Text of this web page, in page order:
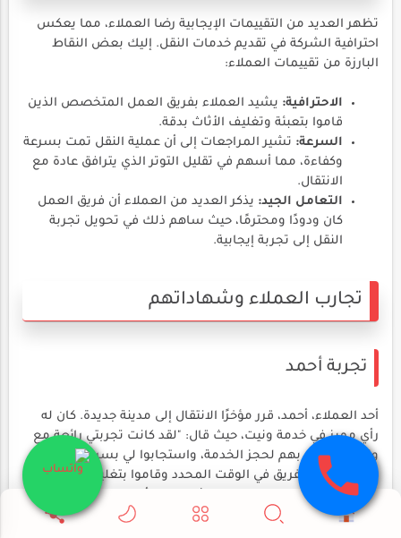
تظهر العديد من التقييمات الإيجابية رضا العملاء، مما يعكس
احترافية الشركة في تقديم خدمات النقل. إليك بعض النقاط
البارزة من تقييمات العملاء:
الاحترافية: يشيد العملاء بفريق العمل المتخصص الذين
قاموا بتعبئة وتغليف الأثاث بدقة.
السرعة: تشير المراجعات إلى أن عملية النقل تمت بسرعة
وكفاءة، مما أسهم في تقليل التوتر الذي يترافق عادة مع
الانتقال.
التعامل الجيد: يذكر العديد من العملاء أن فريق العمل
كان ودودًا ومحترمًا، حيث ساهم ذلك في تحويل تجربة
النقل إلى تجربة إيجابية.
تجارب العملاء وشهاداتهم
تجربة أحمد
أحد العملاء، أحمد، قرر مؤخرًا الانتقال إلى مدينة جديدة. كان له
رأي مميز في خدمة ونيت، حيث قال: "لقد كانت تجربتي رائعة مع
ونيت. اتصلت بهم لحجز الخدمة، واستجابوا لي بسرعة. يوم
النقل، وصل الفريق في الوقت المحدد وقاموا بتغليف الأثاث
بشكل محترف. حصلت على كل شيء دون أن يتعرض لأي ضرر."